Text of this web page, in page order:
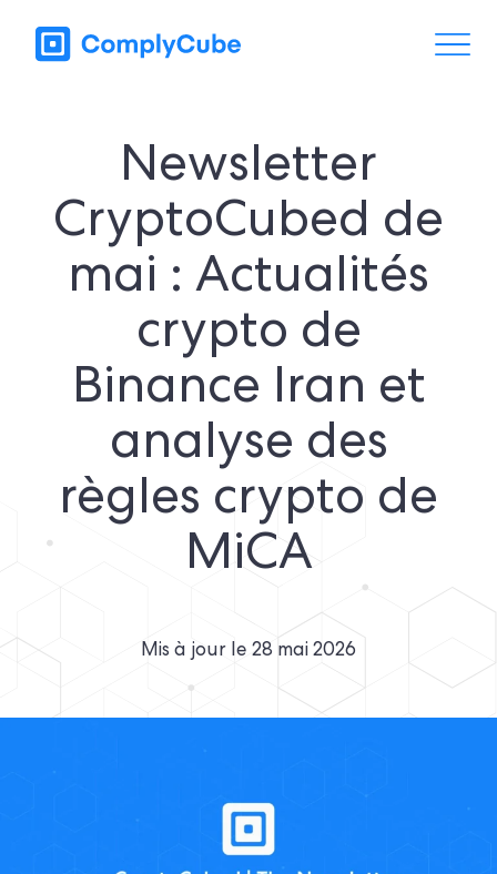
Newsletter
CryptoCubed de
mai : Actualités
crypto de
Binance Iran et
analyse des
règles crypto de
MiCA
Mis à jour le 28 mai 2026